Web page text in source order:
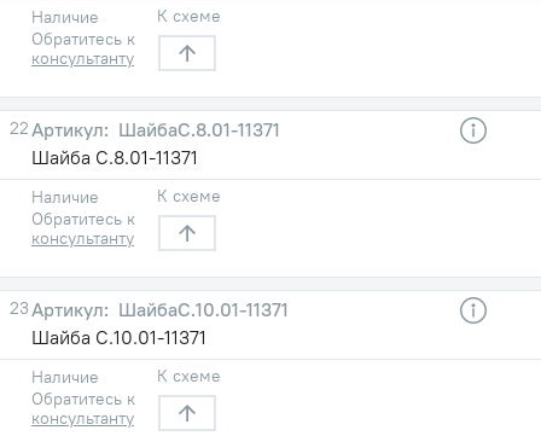
Наличие
Обратитесь к
консультанту
К схеме
22
ШайбаС.8.01-11371
Шайба С.8.01-11371
Наличие
Обратитесь к
консультанту
К схеме
23
ШайбаС.10.01-11371
Шайба С.10.01-11371
Наличие
Обратитесь к
консультанту
К схеме